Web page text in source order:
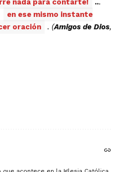
nada para contarte! ...
en ese mismo instante
oración
. (Amigos de Dios,